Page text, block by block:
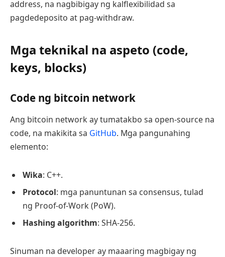
address, na nagbibigay ng kalflexibilidad sa
pagdedeposito at pag-withdraw.
Mga teknikal na aspeto (code,
keys, blocks)
Code ng bitcoin network
Ang bitcoin network ay tumatakbo sa open-source na
code, na makikita sa GitHub. Mga pangunahing
elemento:
Wika: C++.
Protocol: mga panuntunan sa consensus, tulad
ng Proof-of-Work (PoW).
Hashing algorithm: SHA-256.
Sinuman na developer ay maaaring magbigay ng